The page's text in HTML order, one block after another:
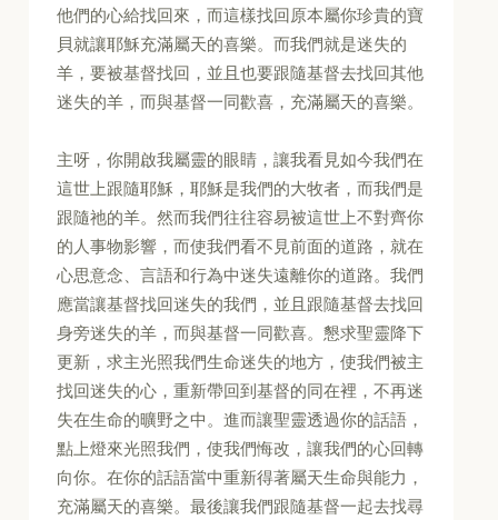
他們的心給找回來，而這樣找回原本屬你珍貴的寶
貝就讓耶穌充滿屬天的喜樂。而我們就是迷失的
羊，要被基督找回，並且也要跟隨基督去找回其他
迷失的羊，而與基督一同歡喜，充滿屬天的喜樂。
主呀，你開啟我屬靈的眼睛，讓我看見如今我們在
這世上跟隨耶穌，耶穌是我們的大牧者，而我們是
跟隨祂的羊。然而我們往往容易被這世上不對齊你
的人事物影響，而使我們看不見前面的道路，就在
心思意念、言語和行為中迷失遠離你的道路。我們
應當讓基督找回迷失的我們，並且跟隨基督去找回
身旁迷失的羊，而與基督一同歡喜。懇求聖靈降下
更新，求主光照我們生命迷失的地方，使我們被主
找回迷失的心，重新帶回到基督的同在裡，不再迷
失在生命的曠野之中。進而讓聖靈透過你的話語，
點上燈來光照我們，使我們悔改，讓我們的心回轉
向你。在你的話語當中重新得著屬天生命與能力，
充滿屬天的喜樂。最後讓我們跟隨基督一起去找尋